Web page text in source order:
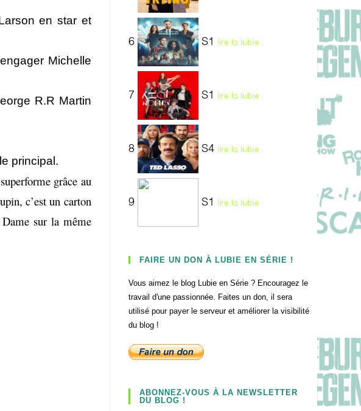
en star et
Michelle
R.R Martin
principal.
grâce au
c’est un carton
sur la même
6 S1 lire la lubie
7 S1 lire la lubie
8 S4 lire la lubie
9 S1 lire la lubie
FAIRE UN DON À LUBIE EN SÉRIE !
Vous aimez le blog Lubie en Série ? Encouragez le
travail d'une passionnée. Faites un don, il sera
utilisé pour payer le serveur et améliorer la visibilité
du blog !
ABONNEZ-VOUS À LA NEWSLETTER
DU BLOG !